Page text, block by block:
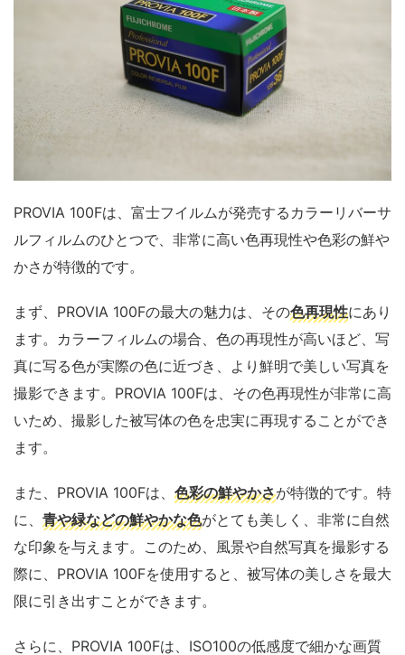
PROVIA 100Fは、富士フイルムが発売するカラーリバーサ
ルフィルムのひとつで、非常に高い色再現性や色彩の鮮や
かさが特徴的です。
まず、PROVIA 100Fの最大の魅力は、その色再現性にあり
ます。カラーフィルムの場合、色の再現性が高いほど、写
真に写る色が実際の色に近づき、より鮮明で美しい写真を
撮影できます。PROVIA 100Fは、その色再現性が非常に高
いため、撮影した被写体の色を忠実に再現することができ
ます。
また、PROVIA 100Fは、 色彩の鮮やかさが特徴的です。特
に、 青や緑などの鮮やかな色がとても美しく、非常に自然
な印象を与えます。このため、風景や自然写真を撮影する
際に、PROVIA 100Fを使用すると、被写体の美しさを最大
限に引き出すことができます。
さらに、PROVIA 100Fは、ISO100の低感度で細かな画質